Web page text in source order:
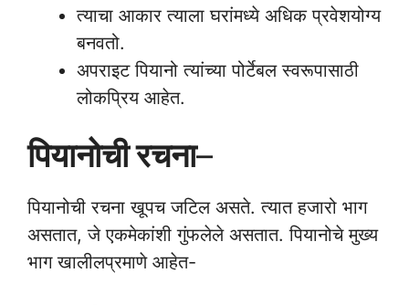
त्याचा आकार त्याला घरांमध्ये अधिक प्रवेशयोग्य
बनवतो.
अपराइट पियानो त्यांच्या पोर्टेबल स्वरूपासाठी
लोकप्रिय आहेत.
पियानोची रचना–
पियानोची रचना खूपच जटिल असते. त्यात हजारो भाग
असतात, जे एकमेकांशी गुंफलेले असतात. पियानोचे मुख्य
भाग खालीलप्रमाणे आहेत-